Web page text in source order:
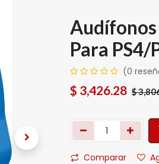
Audífonos
Para PS4/
(0
$ 3,426.28 $
Comparar